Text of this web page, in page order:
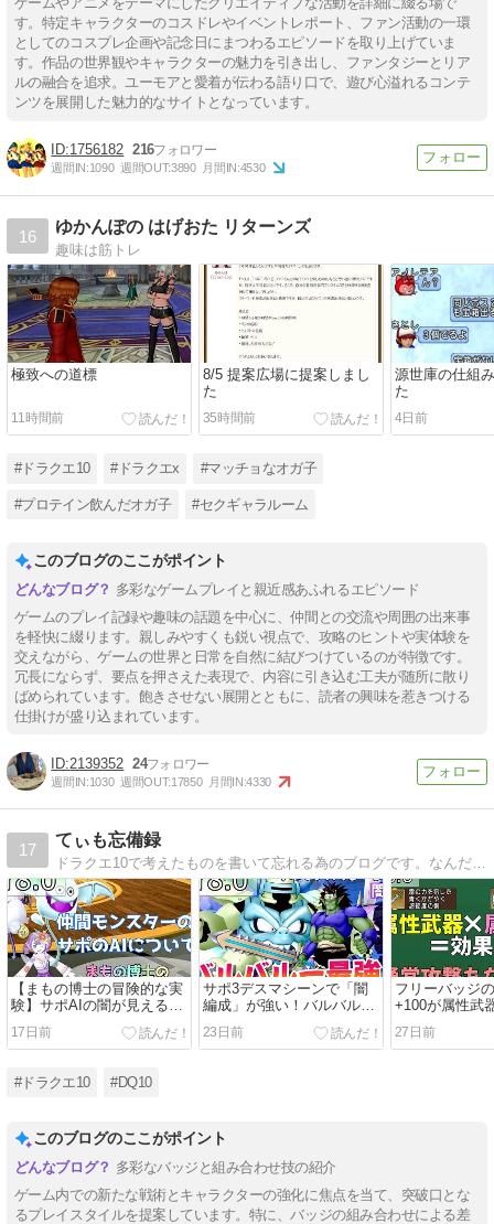
す。特定キャラクターのコスドレやイベントレポート、ファン活動の一環
としてのコスプレ企画や記念日にまつわるエピソードを取り上げていま
す。作品の世界観やキャラクターの魅力を引き出し、ファンタジーとリア
ルの融合を追求。ユーモアと愛着が伝わる語り口で、遊び心溢れるコンテ
ンツを展開した魅力的なサイトとなっています。
1756182 216
週間IN:1090 週間OUT:3890 月間IN:4530
16
ゆかんぽの はげおた リターンズ
趣味は筋トレ
極致への道標
11時間前
8/5 提案広場に提案しまし
た
35時間前
源世庫の仕組
た
4日前
#ドラクエ10 #ドラクエx #マッチョなオガ子
#プロテイン飲んだオガ子 #セクギャラルーム
このブログのここがポイント
多彩なゲームプレイと親近感あふれるエピソード
ゲームのプレイ記録や趣味の話題を中心に、仲間との交流や周囲の出来事
を軽快に綴ります。親しみやすくも鋭い視点で、攻略のヒントや実体験を
交えながら、ゲームの世界と日常を自然に結びつけているのが特徴です。
冗長にならず、要点を押さえた表現で、内容に引き込む工夫が随所に散り
ばめられています。飽きさせない展開とともに、読者の興味を惹きつける
仕掛けが盛り込まれています。
2139352 24
週間IN:1030 週間OUT:17850 月間IN:4330
17
てぃも忘備録
ドラクエ10で考えたものを書いて忘れる為のブログです。なんだっけ？とモヤっとする前に書いて忘れよう忘備録！バトルの攻略記事が多めです。
【まもの博士の冒険的な実
験】サポAIの闇が見えるコ
ンテンツだった？仲間モン
スターのDPSから見るオス
17日前
サポ3デスマシーンで「闇
編成」が強い！バルバルー
最強の時代！
23日前
フリーバッジ
+100が属性武
で適用される
ました
27日前
#ドラクエ10 #DQ10
このブログのここがポイント
多彩なバッジと組み合わせ技の紹介
ゲーム内での新たな戦術とキャラクターの強化に焦点を当て、突破口とな
るプレイスタイルを提案しています。特に、バッジの組み合わせによる差